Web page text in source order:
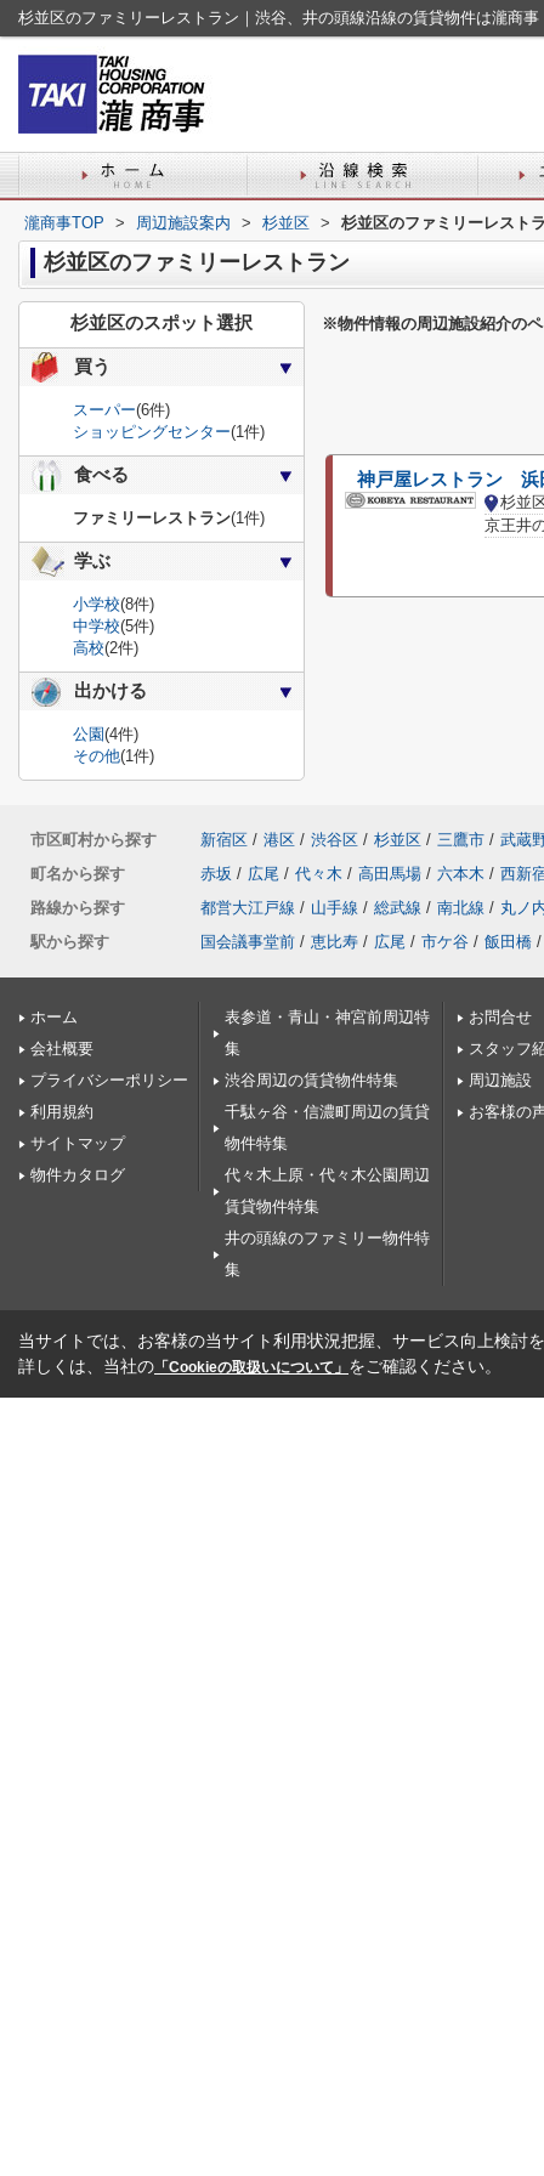
杉並区のファミリーレストラン｜渋谷、井の頭線沿線の賃貸物件は瀧商事
瀧商事TOP > 周辺施設案内 > 杉並区 > 杉並区のファミリーレスト
杉並区のファミリーレストラン
※物件情報の周辺施設紹介の
神戸屋レストラン 浜
杉並
京王井
杉並区のスポット選択
買う
スーパー(6件)
ショッピングセンター(1件)
食べる
ファミリーレストラン(1件)
学ぶ
小学校(8件)
中学校(5件)
高校(2件)
出かける
公園(4件)
その他(1件)
市区町村から探す 新宿区 / 港区 / 渋谷区 / 杉並区 / 三鷹市 / 武蔵
町名から探す
赤坂 / 広尾 / 代々木 / 高田馬場 / 六本木 / 西新
路線から探す
都営大江戸線 / 山手線 / 総武線 / 南北線 / 丸ノ
駅から探す
国会議事堂前 / 恵比寿 / 広尾 / 市ケ谷 / 飯田橋 /
ホーム
会社概要
プライバシーポリシー
利用規約
サイトマップ
物件カタログ
表参道・青山・神宮前周辺特
集
渋谷周辺の賃貸物件特集
千駄ヶ谷・信濃町周辺の賃貸
物件特集
代々木上原・代々木公園周辺
賃貸物件特集
井の頭線のファミリー物件特
集
お問合せ
スタッフ
周辺施設
お客様の
当サイトでは、お客様の当サイト利用状況把握、サービス向上検討
詳しくは、当社の 「Cookieの取扱いについて」 をご確認ください。